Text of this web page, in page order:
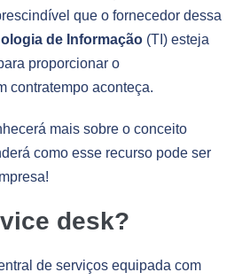
que o fornecedor dessa
de Informação (TI) esteja
proporcionar o
contratempo aconteça.
mais sobre o conceito
como esse recurso pode ser
desk?
de serviços equipada com